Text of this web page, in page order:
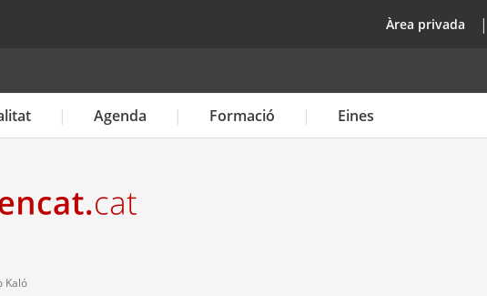
top
Àrea privada
Agenda Formació Eines
Kaló